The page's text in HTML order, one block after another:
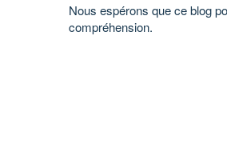
Nous espérons que ce blog
compréhension.